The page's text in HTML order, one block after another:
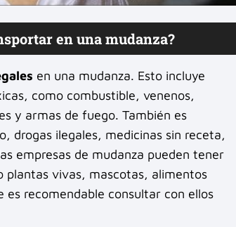
en una mudanza?
en una mudanza. Esto incluye
como combustible, venenos,
y armas de fuego. También es
ilegales, medicinas sin receta,
empresas de mudanza pueden tener
plantas vivas, mascotas, alimentos
recomendable consultar con ellos